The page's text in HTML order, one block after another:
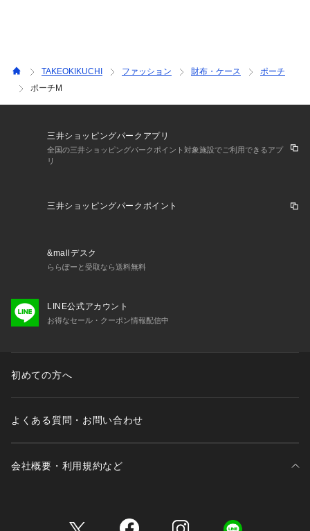
TAKEOKIKUCHI ファッション 財布・ケース
ポーチ
ポーチM
三井ショッピングパークアプリ
全国の三井ショッピングパークポイント対象施設でご利用できるアプ
リ
三井ショッピングパークポイント
&mallデスク
ららぽーと受取なら送料無料
LINE公式アカウント
お得なセール・クーポン情報配信中
初めての方へ
よくある質問・お問い合わせ
会社概要・利用規約など